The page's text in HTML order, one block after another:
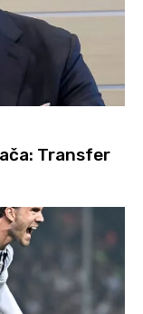
Transfer